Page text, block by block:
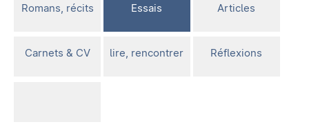
Romans, récits Essais Articles
Carnets & CV lire, rencontrer Réflexions